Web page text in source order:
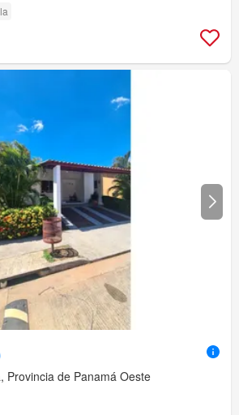
Provincia de Panamá Oeste